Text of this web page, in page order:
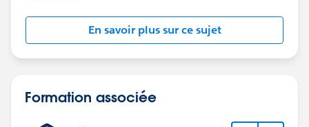
En savoir plus sur ce sujet
Formation associée